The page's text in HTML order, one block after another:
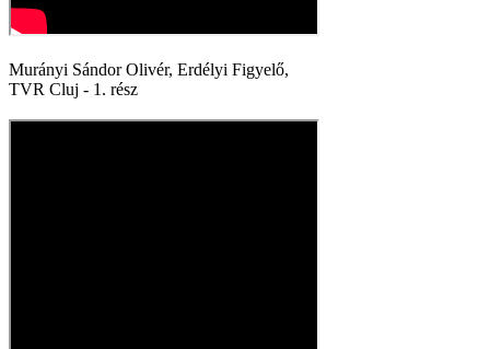
Murányi Sándor Olivér, Erdélyi Figyelő,
TVR Cluj - 1. rész